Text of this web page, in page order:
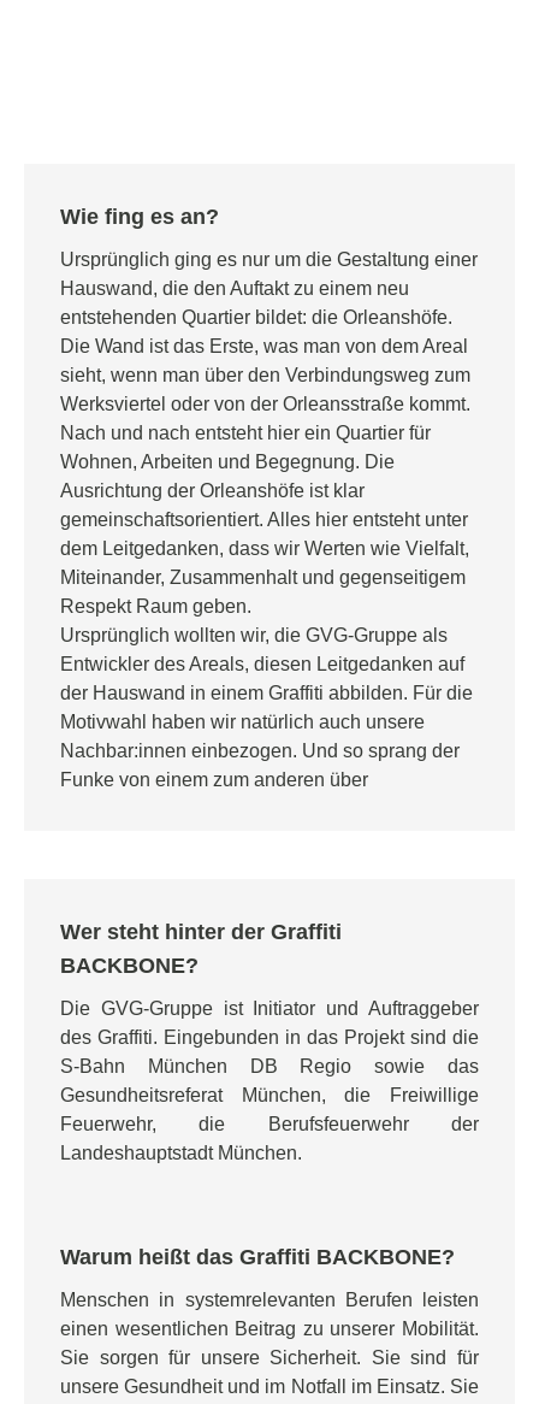
Wie fing es an?
Ursprünglich ging es nur um die Gestaltung einer
Hauswand, die den Auftakt zu einem neu
entstehenden Quartier bildet: die Orleanshöfe.
Die Wand ist das Erste, was man von dem Areal
sieht, wenn man über den Verbindungsweg zum
Werksviertel oder von der Orleansstraße kommt.
Nach und nach entsteht hier ein Quartier für
Wohnen, Arbeiten und Begegnung. Die
Ausrichtung der Orleanshöfe ist klar
gemeinschaftsorientiert. Alles hier entsteht unter
dem Leitgedanken, dass wir Werten wie Vielfalt,
Miteinander, Zusammenhalt und gegenseitigem
Respekt Raum geben.
Ursprünglich wollten wir, die GVG-Gruppe als
Entwickler des Areals, diesen Leitgedanken auf
der Hauswand in einem Graffiti abbilden. Für die
Motivwahl haben wir natürlich auch unsere
Nachbar:innen einbezogen. Und so sprang der
Funke von einem zum anderen über
Warum heißt das Graffiti BACKBONE?
Menschen in systemrelevanten Berufen leisten
einen wesentlichen Beitrag zu unserer Mobilität.
Sie sorgen für unsere Sicherheit. Sie sind für
unsere Gesundheit und im Notfall im Einsatz. Sie
Wer steht hinter der Graffiti
BACKBONE?
Die GVG-Gruppe ist Initiator und Auftraggeber
des Graffiti. Eingebunden in das Projekt sind die
S-Bahn München DB Regio sowie das
Gesundheitsreferat München, die Freiwillige
Feuerwehr, die Berufsfeuerwehr der
Landeshauptstadt München.